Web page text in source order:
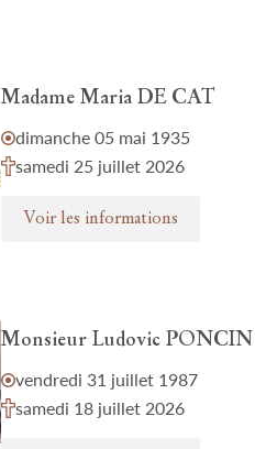
Madame Maria DE CAT
dimanche 05 mai 1935
samedi 25 juillet 2026
Voir les informations
Monsieur Ludovic PONCIN
vendredi 31 juillet 1987
samedi 18 juillet 2026